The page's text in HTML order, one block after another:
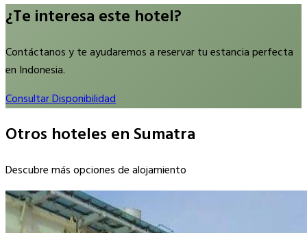
¿Te interesa este hotel?
Contáctanos y te ayudaremos a reservar tu estancia perfecta
en Indonesia.
Consultar Disponibilidad
Otros hoteles en Sumatra
Descubre más opciones de alojamiento